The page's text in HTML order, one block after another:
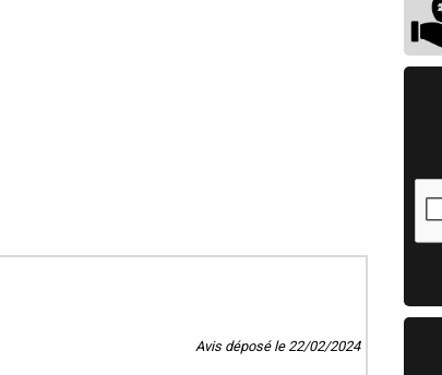
Avis déposé le 22/02/2024